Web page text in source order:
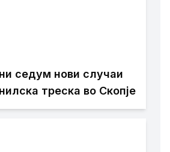
седум нови случаи
треска во Скопје